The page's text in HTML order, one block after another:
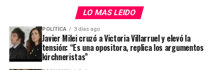
Desarrollo tecnológico e inteligencia
artificial de más de USD 80 millones para
acelerar la productividad y optimizar la
plataforma.
Captación de clientes y fidelización en sus
LO MAS LEIDO
POLITICA 3 días ago
Javier Milei cruzó a Victoria Villarruel y elevó la
tensión: “Es una opositora, replica los argumentos
kirchneristas”